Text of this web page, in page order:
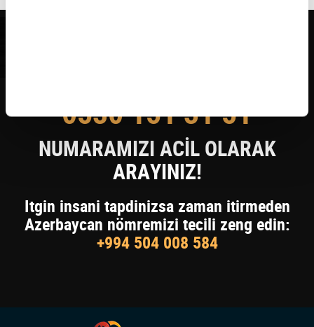
0530 151 31 51
NUMARAMIZI ACİL OLARAK
ARAYINIZ!
Itgin insani tapdinizsa zaman itirmeden
Azerbaycan nömremizi tecili zeng edin:
+994 504 008 584